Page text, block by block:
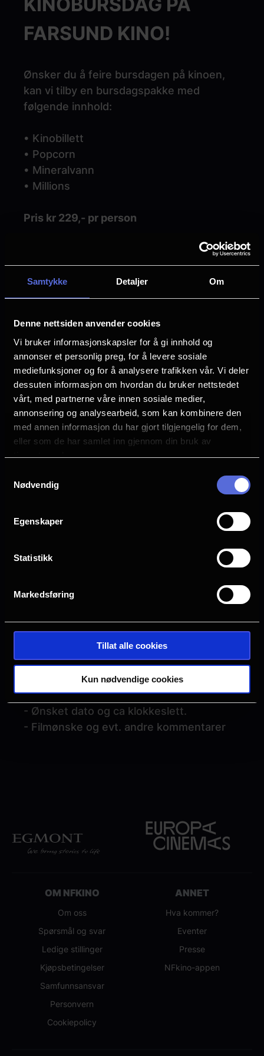
Samtykke Detaljer Om
Denne nettsiden anvender cookies
Vi bruker informasjonskapsler for å gi innhold og
annonser et personlig preg, for å levere sosiale
mediefunksjoner og for å analysere trafikken vår. Vi deler
dessuten informasjon om hvordan du bruker nettstedet
vårt, med partnerne våre innen sosiale medier,
annonsering og analysearbeid, som kan kombinere den
med annen informasjon du har gjort tilgjengelig for dem,
eller som de har samlet inn gjennom din bruk av
tjenestene deres.
Nødvendig
Egenskaper
Statistikk
Markedsføring
Tillat alle cookies
Kun nødvendige cookies
FARSUND KINO!
Ønsker du å feire bursdagen på kinoen,
kan vi tilby en bursdagspakke med
følgende innhold:
• Kinobillett
• Popcorn
• Mineralvann
• Millions
Pris kr 229,- pr person
Minimum antall barn: 6 stk.
Det tilkommer kr 10,- ekstra pr person
koster 3D-briller kr 25,- pr person,
dersom dere ikke har tatt med egne 3D-
briller.
Kinobursdagen må betales ved ankomst.
Oppmøte senest 15 minutter før filmen
starter.
Endelig kinoprogram blir lagt ut hver
uke, t.o.m. torsdag uken etter.
familiefilmer.
Bestill kinobursdag:
med følgende
informasjon:
- Navn, telefon og mailadresse til
kontaktpersonen
- Navn og alder på bursdagsbarnet
- Antall barn og voksne som skal være
med i kinobursdagen
- Ønsket dato og ca klokkeslett.
- Filmønske og evt. andre kommentarer
OM NFKINO
Om oss
Spørsmål og svar
Ledige stillinger
Kjøpsbetingelser
Samfunnsansvar
Personvern
Cookiepolicy
ANNET
Hva kommer?
Eventer
Presse
NFkino-appen